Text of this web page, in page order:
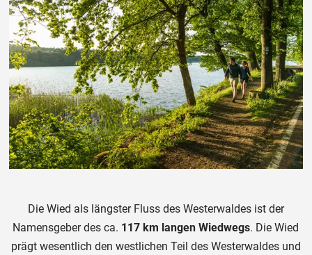
Die Wied als längster Fluss des Westerwaldes ist der
Namensgeber des ca. 117 km langen Wiedwegs. Die Wied
prägt wesentlich den westlichen Teil des Westerwaldes und